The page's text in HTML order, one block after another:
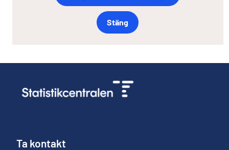
Stäng
Ta kontakt